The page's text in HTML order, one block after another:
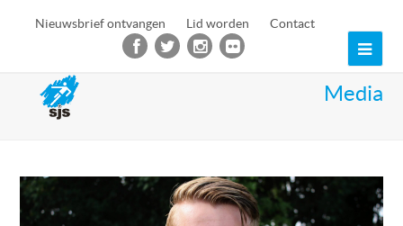
Nieuwsbrief ontvangen Lid worden Contact
Media